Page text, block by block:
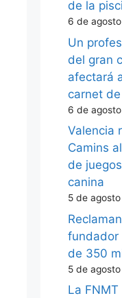
de la
6 de
Un
del gran
afectará
carnet
6 de
Valencia
Camins
de
canina
5 de
fundador
de 350
5 de
La